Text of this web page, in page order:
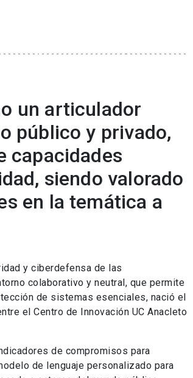
un articulador
público y privado,
capacidades
siendo valorado
en la temática a
y ciberdefensa de las
colaborativo y neutral, que permite
de sistemas esenciales, nació el
el Centro de Innovación UC Anacleto
de compromisos para
de lenguaje personalizado para